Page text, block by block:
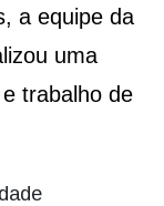
a equipe da
uma
trabalho de